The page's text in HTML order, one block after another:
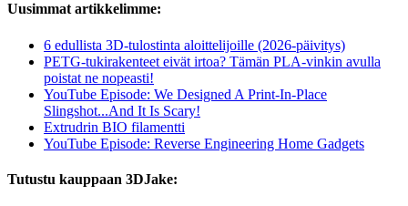
Uusimmat artikkelimme:
6 edullista 3D-tulostinta aloittelijoille (2026-päivitys)
PETG-tukirakenteet eivät irtoa? Tämän PLA-vinkin avulla
poistat ne nopeasti!
YouTube Episode: We Designed A Print-In-Place
Slingshot...And It Is Scary!
Extrudrin BIO filamentti
YouTube Episode: Reverse Engineering Home Gadgets
Tutustu kauppaan 3DJake: